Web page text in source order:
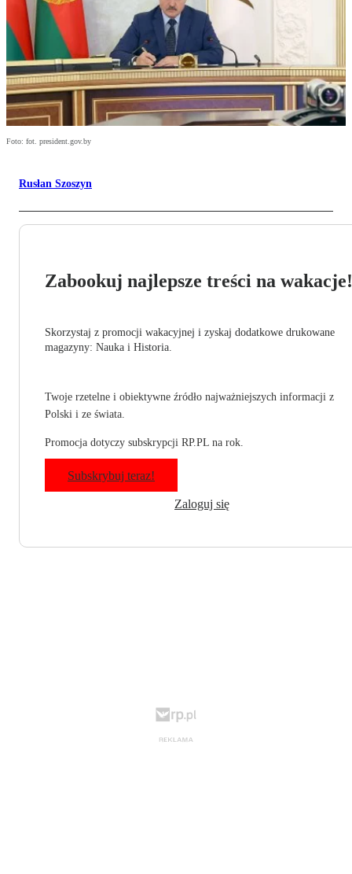
Foto: fot. president.gov.by
Rusłan Szoszyn
Zabookuj najlepsze treści na wakacje!
Skorzystaj z promocji wakacyjnej i zyskaj dodatkowe drukowane
magazyny: Nauka i Historia.
Twoje rzetelne i obiektywne źródło najważniejszych informacji z
Polski i ze świata.
Promocja dotyczy subskrypcji RP.PL na rok.
Subskrybuj teraz!
Zaloguj się